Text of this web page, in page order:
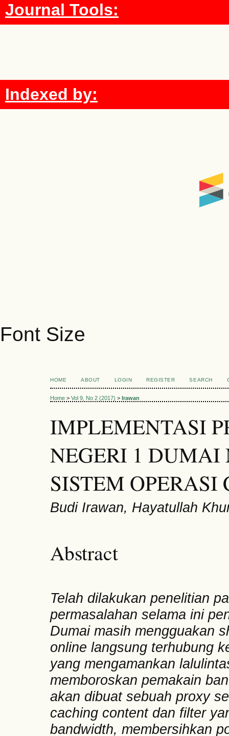
Journal Tools:
Indexed by:
Font Size
HOME ABOUT LOGIN REGISTER SEARCH
Home > Vol 9, No 2 (2017) > Irawan
IMPLEMENTASI
NEGERI 1
SISTEM OPERASI
Budi Irawan, Hayatullah
Abstract
Telah dilakukan penelitian
permasalahan selama ini
Dumai masih mengguakan
online langsung terhubung
yang mengamankan
memboroskan pemakain
akan dibuat sebuah proxy
caching content dan filter
bandwidth, membersihkan